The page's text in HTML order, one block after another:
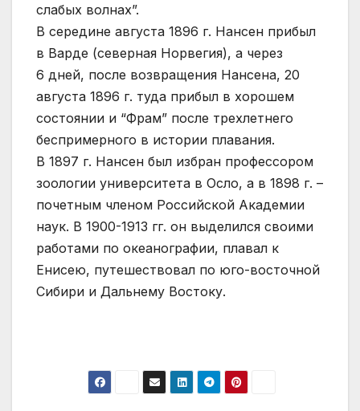
слабых волнах”.
В середине августа 1896 г. Нансен прибыл
в Варде (северная Норвегия), а через
6 дней, после возвращения Нансена, 20
августа 1896 г. туда прибыл в хорошем
состоянии и “Фрам” после трехлетнего
беспримерного в истории плавания.
В 1897 г. Нансен был избран профессором
зоологии университета в Осло, а в 1898 г. –
почетным членом Российской Академии
наук. В 1900-1913 гг. он выделился своими
работами по океанографии, плавал к
Енисею, путешествовал по юго-восточной
Сибири и Дальнему Востоку.